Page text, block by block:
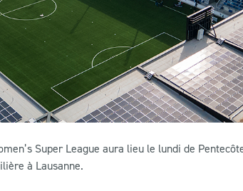
Super League aura lieu le lundi de
à Lausanne.